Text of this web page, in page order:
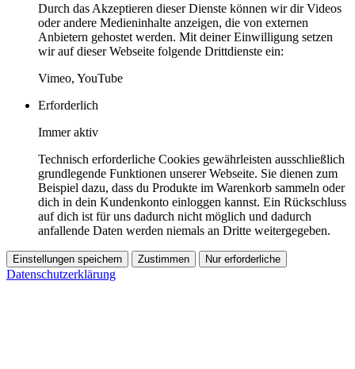
Durch das Akzeptieren dieser Dienste können wir dir Videos
oder andere Medieninhalte anzeigen, die von externen
Anbietern gehostet werden. Mit deiner Einwilligung setzen
wir auf dieser Webseite folgende Drittdienste ein:
Vimeo, YouTube
Erforderlich
Immer aktiv
Technisch erforderliche Cookies gewährleisten ausschließlich
grundlegende Funktionen unserer Webseite. Sie dienen zum
Beispiel dazu, dass du Produkte im Warenkorb sammeln oder
dich in dein Kundenkonto einloggen kannst. Ein Rückschluss
auf dich ist für uns dadurch nicht möglich und dadurch
anfallende Daten werden niemals an Dritte weitergegeben.
Einstellungen speichern Zustimmen Nur erforderliche
Datenschutzerklärung